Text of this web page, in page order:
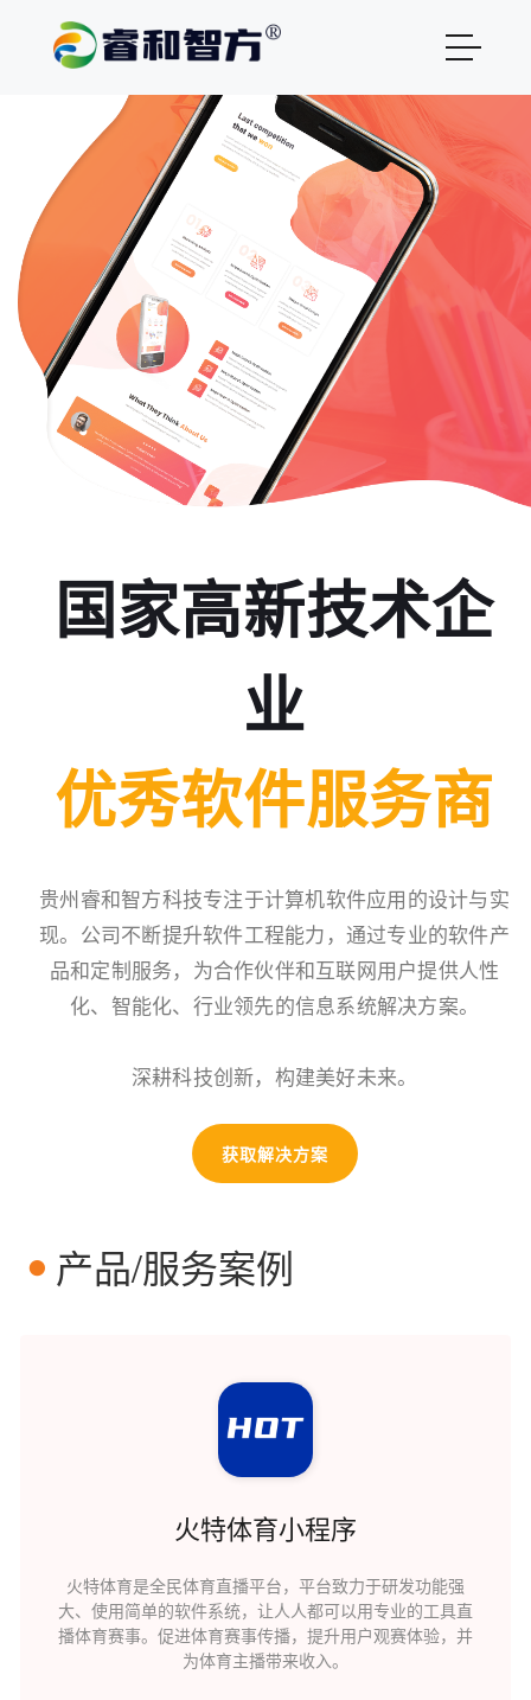
国家高新技术企
业
优秀软件服务商
贵州睿和智方科技专注于计算机软件应用的设计与实
现。公司不断提升软件工程能力，通过专业的软件产
品和定制服务，为合作伙伴和互联网用户提供人性
化、智能化、行业领先的信息系统解决方案。
深耕科技创新，构建美好未来。
获取解决方案
产品/服务案例
火特体育小程序
火特体育是全民体育直播平台，平台致力于研发功能强
大、使用简单的软件系统，让人人都可以用专业的工具直
播体育赛事。促进体育赛事传播，提升用户观赛体验，并
为体育主播带来收入。